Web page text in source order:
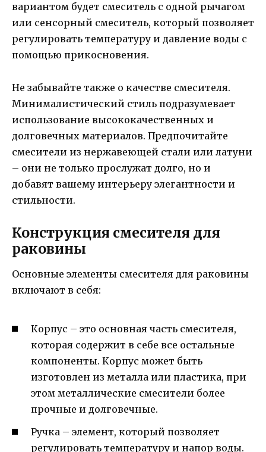
вариантом будет смеситель с одной рычагом
или сенсорный смеситель, который позволяет
регулировать температуру и давление воды с
помощью прикосновения.
Не забывайте также о качестве смесителя.
Минималистический стиль подразумевает
использование высококачественных и
долговечных материалов. Предпочитайте
смесители из нержавеющей стали или латуни
– они не только прослужат долго, но и
добавят вашему интерьеру элегантности и
стильности.
Конструкция смесителя для
раковины
Основные элементы смесителя для раковины
включают в себя:
Корпус – это основная часть смесителя,
которая содержит в себе все остальные
компоненты. Корпус может быть
изготовлен из металла или пластика, при
этом металлические смесители более
прочные и долговечные.
Ручка – элемент, который позволяет
регулировать температуру и напор воды.